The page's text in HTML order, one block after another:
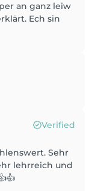
an ganz leiw
Ech sin
Verified
Sehr
lehrreich und